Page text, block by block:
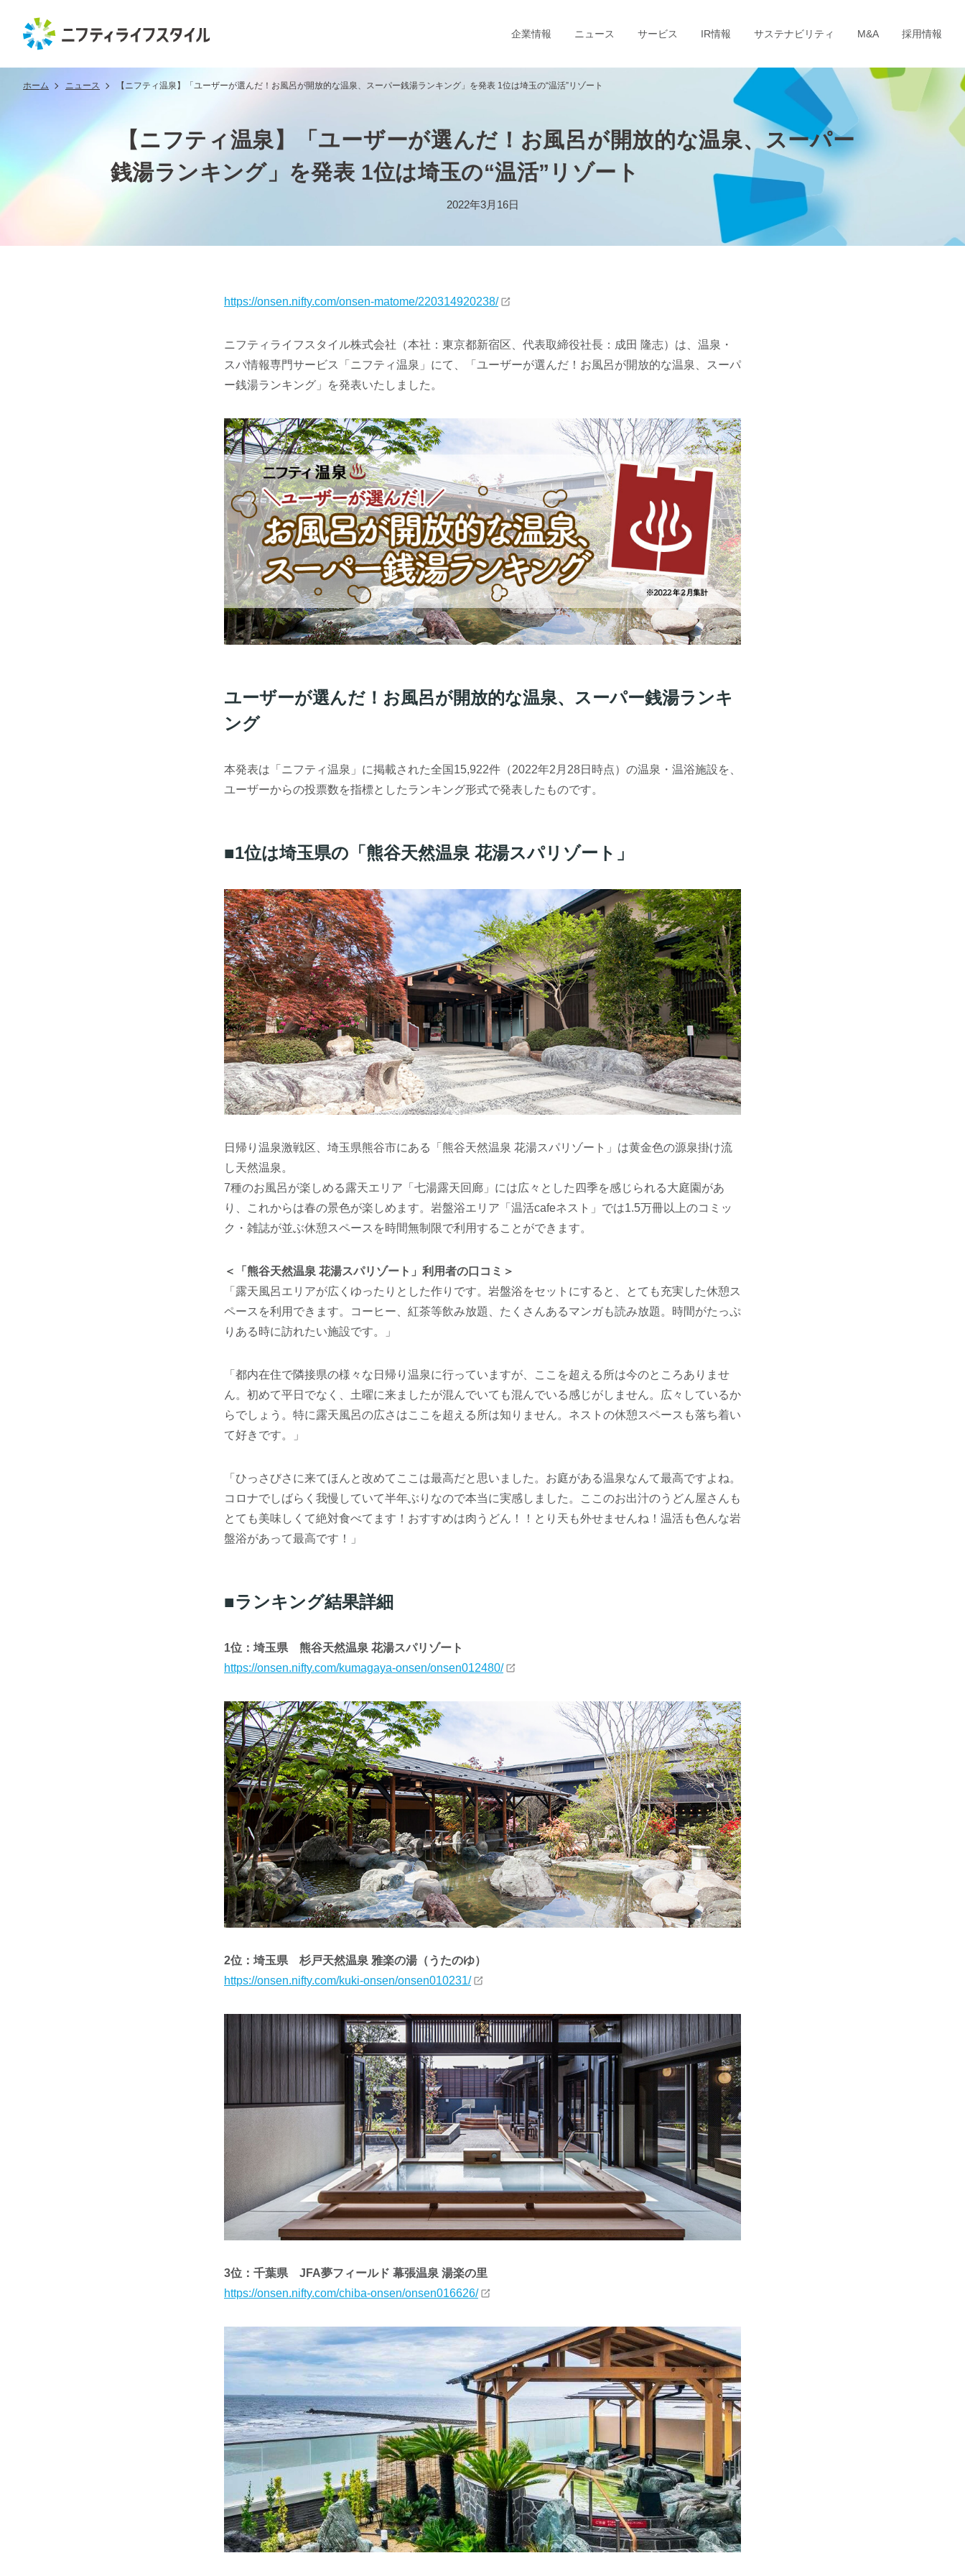
企業情報 ニュース サービス IR情報 サステナビリティ M&A 採用情報
ホーム ニュース 【ニフティ温泉】「ユーザーが選んだ！お風呂が開放的な温泉、スーパー銭湯ランキング」を発表 1位は埼玉の“温活”リゾート
【ニフティ温泉】「ユーザーが選んだ！お風呂が開放的な温泉、スーパー
銭湯ランキング」を発表 1位は埼玉の“温活”リゾート
2022年3月16日
https://onsen.nifty.com/onsen-matome/220314920238/
ニフティライフスタイル株式会社（本社：東京都新宿区、代表取締役社長：成田 隆志）は、温泉・
スパ情報専門サービス「ニフティ温泉」にて、「ユーザーが選んだ！お風呂が開放的な温泉、スーパ
ー銭湯ランキング」を発表いたしました。
ユーザーが選んだ！お風呂が開放的な温泉、スーパー銭湯ランキ
ング
本発表は「ニフティ温泉」に掲載された全国15,922件（2022年2月28日時点）の温泉・温浴施設を、
ユーザーからの投票数を指標としたランキング形式で発表したものです。
■1位は埼玉県の「熊谷天然温泉 花湯スパリゾート」
日帰り温泉激戦区、埼玉県熊谷市にある「熊谷天然温泉 花湯スパリゾート」は黄金色の源泉掛け流
し天然温泉。
7種のお風呂が楽しめる露天エリア「七湯露天回廊」には広々とした四季を感じられる大庭園があ
り、これからは春の景色が楽しめます。岩盤浴エリア「温活cafeネスト」では1.5万冊以上のコミッ
ク・雑誌が並ぶ休憩スペースを時間無制限で利用することができます。
＜「熊谷天然温泉 花湯スパリゾート」利用者の口コミ＞
「露天風呂エリアが広くゆったりとした作りです。岩盤浴をセットにすると、とても充実した休憩ス
ペースを利用できます。コーヒー、紅茶等飲み放題、たくさんあるマンガも読み放題。時間がたっぷ
りある時に訪れたい施設です。」
「都内在住で隣接県の様々な日帰り温泉に行っていますが、ここを超える所は今のところありませ
ん。初めて平日でなく、土曜に来ましたが混んでいても混んでいる感じがしません。広々しているか
らでしょう。特に露天風呂の広さはここを超える所は知りません。ネストの休憩スペースも落ち着い
て好きです。」
「ひっさびさに来てほんと改めてここは最高だと思いました。お庭がある温泉なんて最高ですよね。
コロナでしばらく我慢していて半年ぶりなので本当に実感しました。ここのお出汁のうどん屋さんも
とても美味しくて絶対食べてます！おすすめは肉うどん！！とり天も外せませんね！温活も色んな岩
盤浴があって最高です！」
■ランキング結果詳細
1位：埼玉県 熊谷天然温泉 花湯スパリゾート
https://onsen.nifty.com/kumagaya-onsen/onsen012480/
2位：埼玉県 杉戸天然温泉 雅楽の湯（うたのゆ）
https://onsen.nifty.com/kuki-onsen/onsen010231/
3位：千葉県 JFA夢フィールド 幕張温泉 湯楽の里
https://onsen.nifty.com/chiba-onsen/onsen016626/